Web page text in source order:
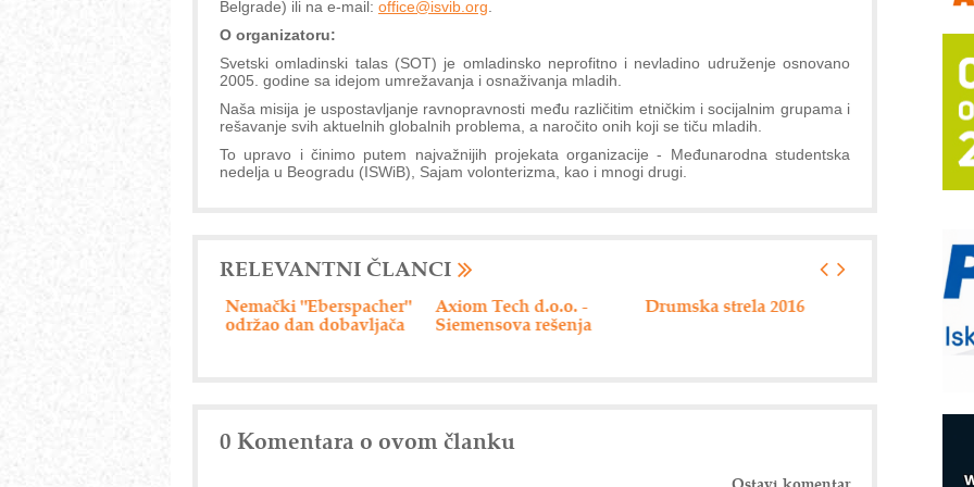
Belgrade) ili na e-mail: office@isvib.org
O organizatoru:
Svetski omladinski talas (SOT) je omladinsko neprofitno i nevladino udruženje osnovano
2005. godine sa idejom umrežavanja i osnaživanja mladih.
Naša misija je uspostavljanje ravnopravnosti među različitim etničkim i socijalnim grupama i
rešavanje svih aktuelnih globalnih problema, a naročito onih koji se tiču mladih.
To upravo i činimo putem najvažnijih projekata organizacije - Međunarodna studentska
nedelja u Beogradu (ISWiB), Sajam volonterizma, kao i mnogi drugi.
RELEVANTNI ČLANCI
Axiom Tech d.o.o. -
Siemensova rešenja
Drumska strela 2016 Hannover messe 2016 ABB - 125
uspešnog
0 Komentara o ovom članku